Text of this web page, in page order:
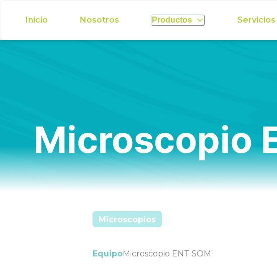
Inicio Nosotros Productos Servicios
Microscopio
Microscopios
EquipoMicroscopio ENT SOM